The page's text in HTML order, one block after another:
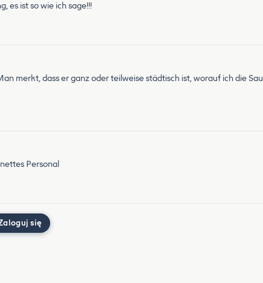
es ist so wie ich sage!!!
merkt, dass er ganz oder teilweise städtisch ist, worauf ich die
Personal
się